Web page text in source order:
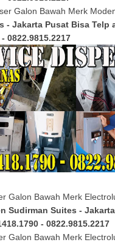
Galon Bawah Merk
- Jakarta Pusat Bisa Telp
0822.9815.2217
Galon Bawah Merk
Sudirman Suites -
- 0822.9815.2217
Galon Bawah Merk